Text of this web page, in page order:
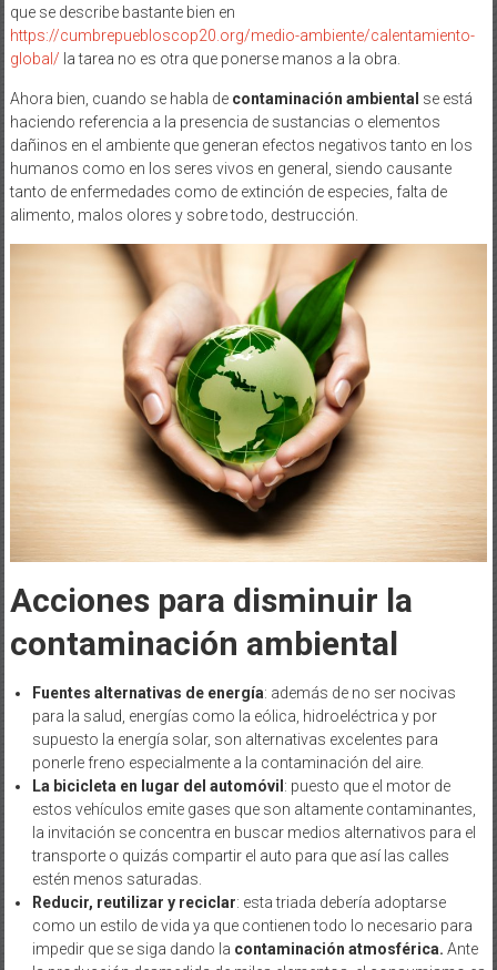
que se describe bastante bien en
https://cumbrepuebloscop20.org/medio-ambiente/calentamiento-
global/ la tarea no es otra que ponerse manos a la obra.
Ahora bien, cuando se habla de contaminación ambiental se está
haciendo referencia a la presencia de sustancias o elementos
dañinos en el ambiente que generan efectos negativos tanto en los
humanos como en los seres vivos en general, siendo causante
tanto de enfermedades como de extinción de especies, falta de
alimento, malos olores y sobre todo, destrucción.
Acciones para disminuir la
contaminación ambiental
Fuentes alternativas de energía: además de no ser nocivas
para la salud, energías como la eólica, hidroeléctrica y por
supuesto la energía solar, son alternativas excelentes para
ponerle freno especialmente a la contaminación del aire.
La bicicleta en lugar del automóvil: puesto que el motor de
estos vehículos emite gases que son altamente contaminantes,
la invitación se concentra en buscar medios alternativos para el
transporte o quizás compartir el auto para que así las calles
estén menos saturadas.
Reducir, reutilizar y reciclar: esta triada debería adoptarse
como un estilo de vida ya que contienen todo lo necesario para
impedir que se siga dando la contaminación atmosférica. Ante